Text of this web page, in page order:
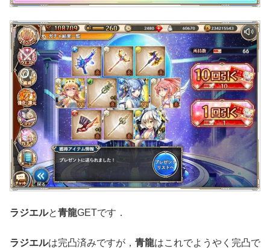
ラジエルと青龍GETです．
ラジエルは完凸済みですが， 青龍はこれでようやく完凸で